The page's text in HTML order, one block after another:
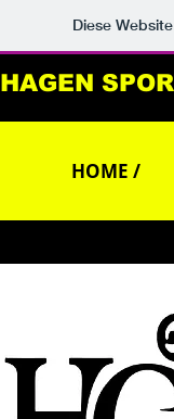
Diese
HAGEN
HOME /